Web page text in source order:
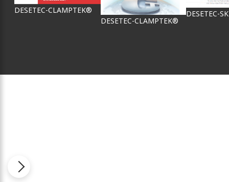
DESETEC-CLAMPTEK®
DESETEC-CLAMPTEK®
DESETEC-